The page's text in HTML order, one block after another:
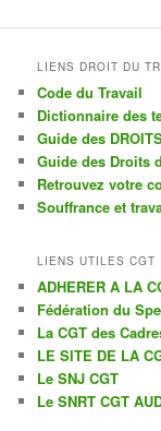
LIENS DROIT DU
Code du Travail
Dictionnaire des
Guide des
Guide des Droits
Retrouvez votre
Souffrance et
LIENS UTILES CGT
ADHERER A LA
Fédération du
La CGT des
LE SITE DE LA
Le SNJ CGT
Le SNRT CGT